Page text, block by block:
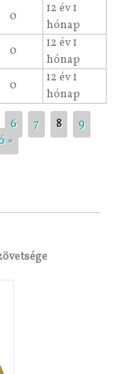
0
12 év 1
hónap
0
12 év 1
hónap
0
12 év 1
hónap
6 7 8
9
»